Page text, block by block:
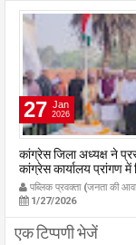
27 Jan
2026
कांग्रेस जिला अध्यक्ष ने
कांग्रेस कार्यालय प्रांगण में
ध्वजारोहण
पब्लिक प्रवक्ता (जनता की
1/27/2026
एक टिप्पणी भेजें